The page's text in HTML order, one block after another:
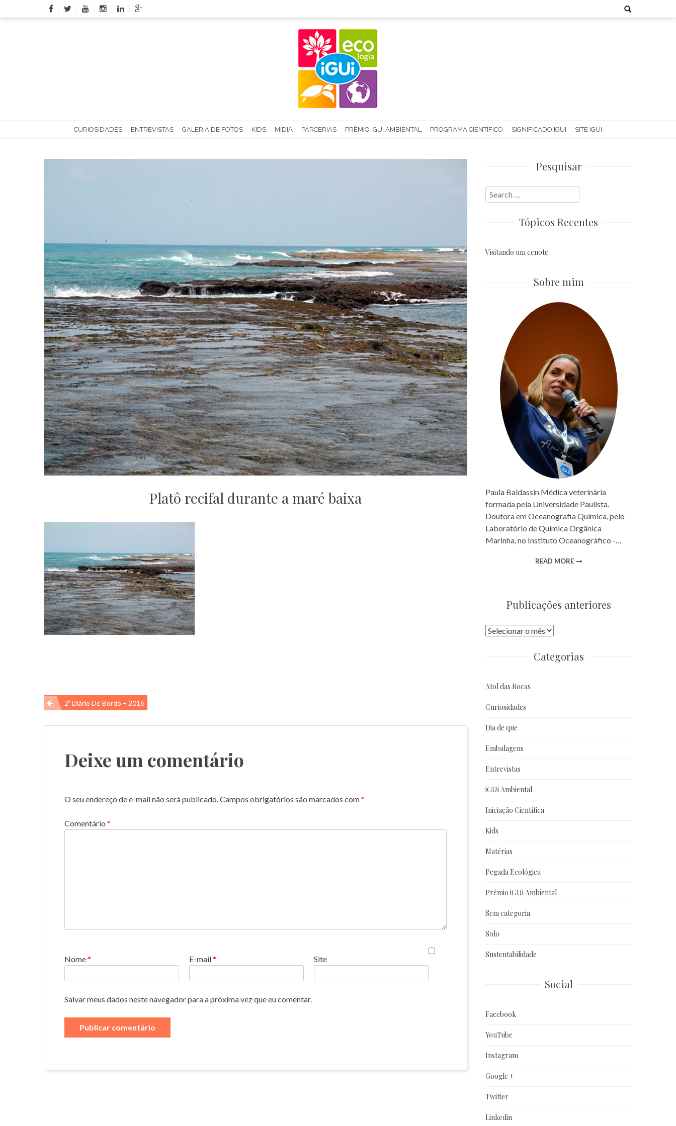
to
Search
for:
CURIOSIDADES ENTREVISTAS GALERIA DE FOTOS KIDS MÍDIA PARCERIAS PRÊMIO IGUI AMBIENTAL PROGRAMA CIENTÍFICO SIGNIFICADO IGUI SITE IGUI
Platô recifal durante a maré baixa
Navegação
de
2º Diário De Bordo – 2016
Deixe um comentário
O seu endereço de e-mail não será publicado.Campos obrigatórios são marcados com*
Comentário *
Nome* E-mail* Site
Salvar meus dados neste navegador para a próxima vez que eu comentar.
Pesquisar
Search
for:
Tópicos Recentes
Visitando um cenote
Sobre mim
Paula Baldassin Médica veterinária
formada pela Universidade Paulista.
Doutora em Oceanografia Química, pelo
Laboratório de Química Orgânica
Marinha, no Instituto Oceanográfico -…
READ MORE
Publicações anteriores
Publicações
Categorias
Atol das Rocas
Curiosidades
Dia de que
Embalagens
Entrevistas
iGUi Ambiental
Iniciação Científica
Kids
Matérias
Pegada Ecológica
Prêmio iGUi Ambiental
Sem categoria
Solo
Sustentabilidade
Social
Facebook
YouTube
Instagram
Google +
Twitter
Linkedin